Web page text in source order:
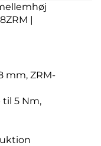
|
mm, ZRM-
5 Nm,